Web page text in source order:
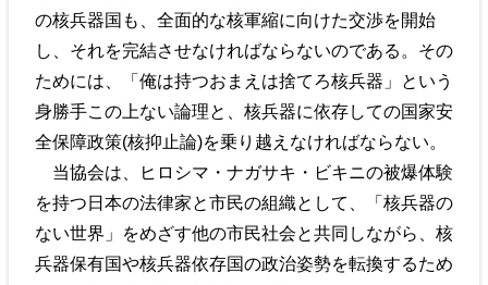
の核兵器国も、全面的な核軍縮に向けた交渉を開始
し、それを完結させなければならないのである。その
ためには、「俺は持つおまえは捨てろ核兵器」という
身勝手この上ない論理と、核兵器に依存しての国家安
全保障政策(核抑止論)を乗り越えなければならない。
当協会は、ヒロシマ・ナガサキ・ビキニの被爆体験
を持つ日本の法律家と市民の組織として、「核兵器の
ない世界」をめざす他の市民社会と共同しながら、核
兵器保有国や核兵器依存国の政治姿勢を転換するため